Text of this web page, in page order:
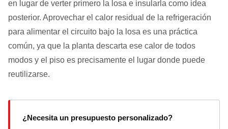
en lugar de verter primero la losa e insularla como idea
posterior. Aprovechar el calor residual de la refrigeración
para alimentar el circuito bajo la losa es una práctica
común, ya que la planta descarta ese calor de todos
modos y el piso es precisamente el lugar donde puede
reutilizarse.
¿Necesita un presupuesto personalizado?